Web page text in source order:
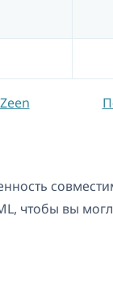
чтобы вы